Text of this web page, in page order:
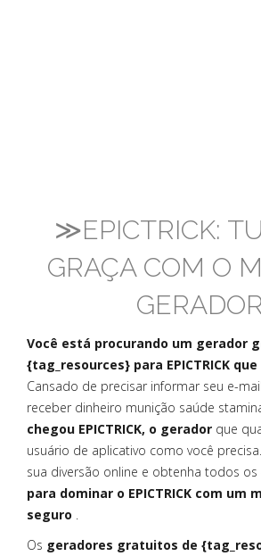
≫EPICTRICK:
GRAÇA COM O
GERADOR
Você está procurando um gerador
{tag_resources} para EPICTRICK
Cansado de precisar informar seu e-
receber dinheiro munição saúde
chegou EPICTRICK, o gerador que
usuário de aplicativo como você
sua diversão online e obtenha todos os
para dominar o EPICTRICK com um
seguro .
Os geradores gratuitos de